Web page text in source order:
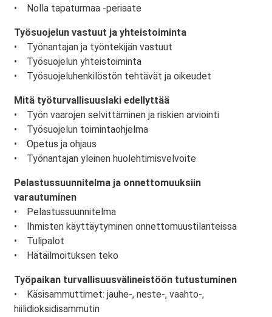
• Nolla tapaturmaa -periaate
Työsuojelun vastuut ja yhteistoiminta
• Työnantajan ja työntekijän vastuut
• Työsuojelun yhteistoiminta
• Työsuojeluhenkilöstön tehtävät ja oikeudet
Mitä työturvallisuuslaki edellyttää
• Työn vaarojen selvittäminen ja riskien arviointi
• Työsuojelun toimintaohjelma
• Opetus ja ohjaus
• Työnantajan yleinen huolehtimisvelvoite
Pelastussuunnitelma ja onnettomuuksiin
varautuminen
• Pelastussuunnitelma
• Ihmisten käyttäytyminen onnettomuustilanteissa
• Tulipalot
• Hätäilmoituksen teko
Työpaikan turvallisuusvälineistöön tutustuminen
• Käsisammuttimet: jauhe-, neste-, vaahto-,
hiilidioksidisammutin